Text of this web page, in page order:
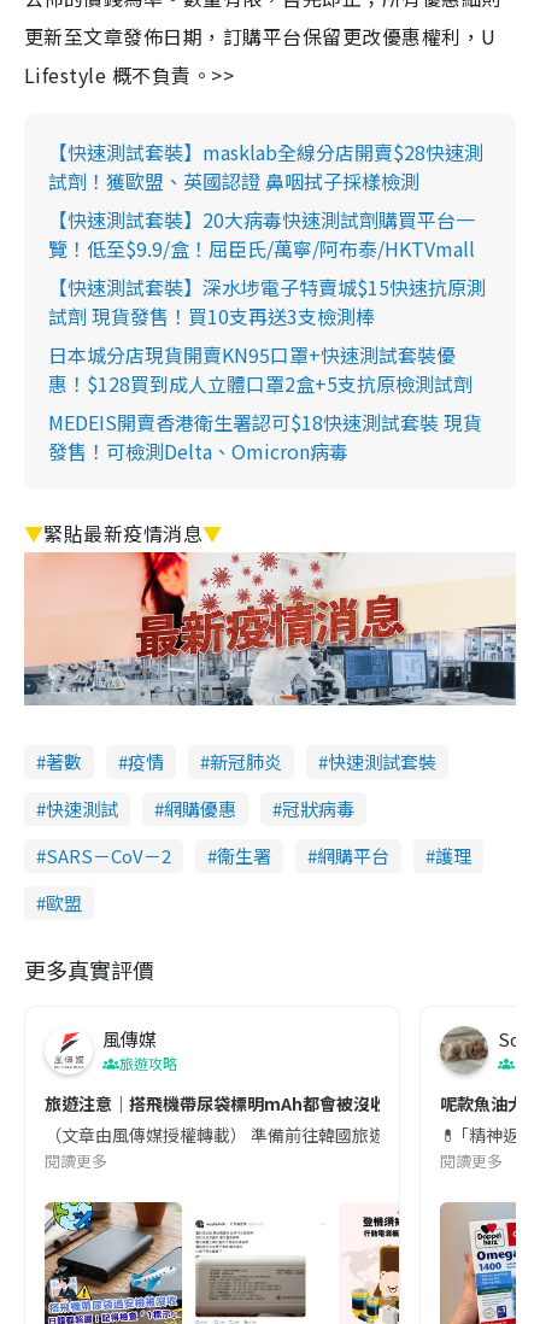
更新至文章發佈日期，訂購平台保留更改優惠權利，U
Lifestyle 概不負責。>>
【快速測試套裝】masklab全線分店開賣$28快速測
試劑！獲歐盟、英國認證 鼻咽拭子採樣檢測
【快速測試套裝】20大病毒快速測試劑購買平台一
覽！低至$9.9/盒！屈臣氏/萬寧/阿布泰/HKTVmall
【快速測試套裝】深水埗電子特賣城$15快速抗原測
試劑 現貨發售！買10支再送3支檢測棒
日本城分店現貨開賣KN95口罩+快速測試套裝優
惠！$128買到成人立體口罩2盒+5支抗原檢測試劑
MEDEIS開賣香港衛生署認可$18快速測試套裝 現貨
發售！可檢測Delta、Omicron病毒
▼緊貼最新疫情消息▼
著數 疫情 新冠肺炎
快速測試套裝
快速測試
網購優惠
冠狀病毒
SARS－CoV－2
衞生署 網購平台
護理
歐盟
更多真實評價
風傳媒
旅遊攻略
旅遊注意｜搭飛機帶尿袋標明mAh都會被沒收😱出發前切記檢查
（文章由風傳媒授權轉載） 準備前往韓國旅遊的民眾，近期要
閱讀更多
Soul
呢款魚油大
💊 ｢精神返
閱讀更多